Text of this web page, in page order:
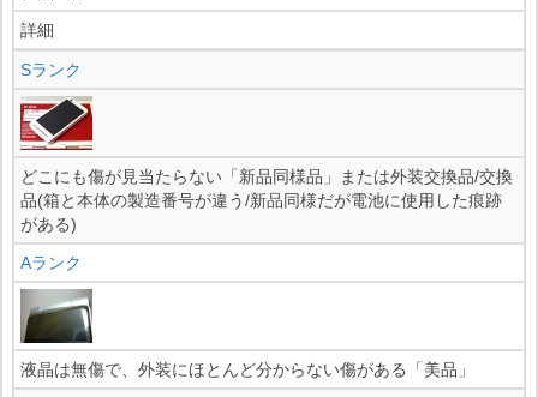
詳細
Sランク
どこにも傷が見当たらない「新品同様品」または外装交換品/交換
品(箱と本体の製造番号が違う/新品同様だが電池に使用した痕跡
がある)
Aランク
液晶は無傷で、外装にほとんど分からない傷がある「美品」